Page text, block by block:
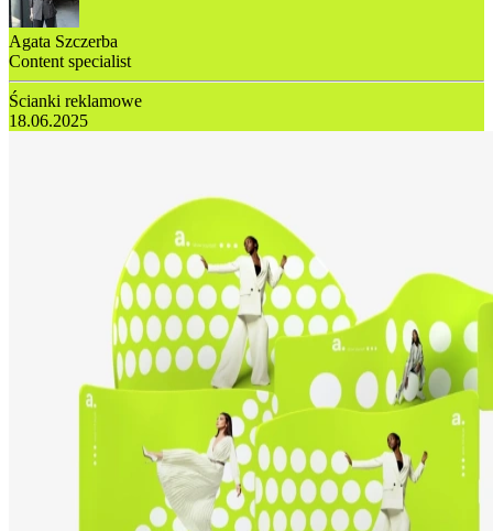
Agata Szczerba
Content specialist
Ścianki reklamowe
18.06.2025